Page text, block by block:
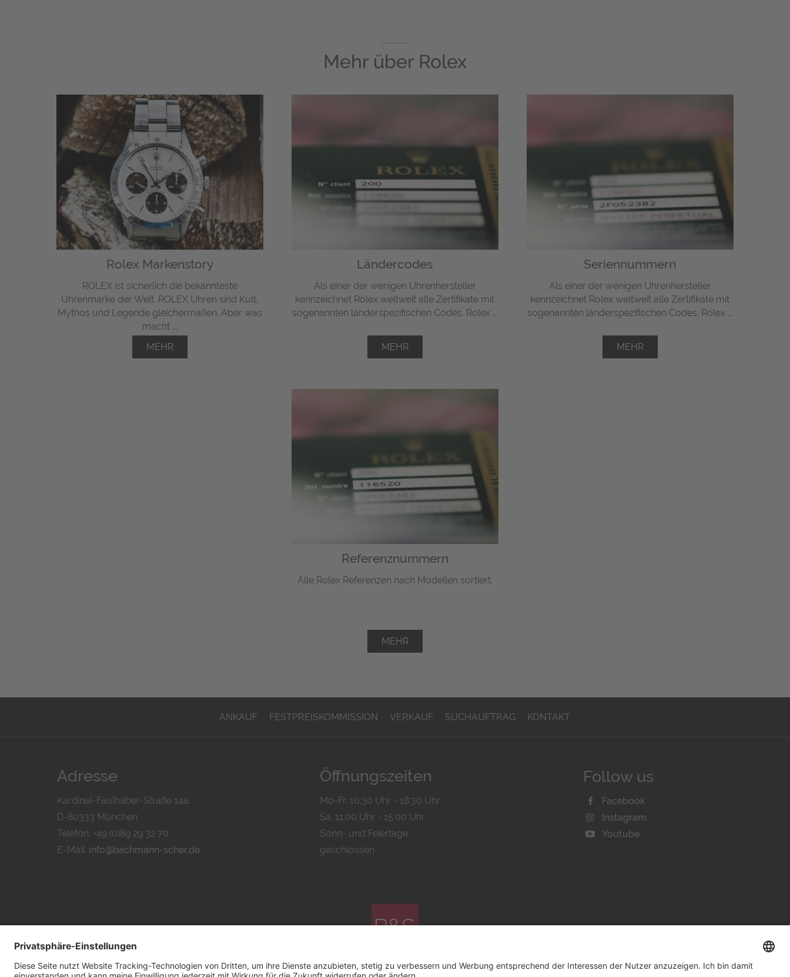
Mehr über Rolex
Rolex Markenstory
ROLEX ist sicherlich die bekannteste
Uhrenmarke der Welt. ROLEX Uhren sind Kult,
Mythos und Legende gleichermaßen. Aber was
macht ...
MEHR
Ländercodes
Als einer der wenigen Uhrenhersteller
kennzeichnet Rolex weltweit alle Zertifikate mit
sogenannten länderspezifischen Codes. Rolex ...
MEHR
Seriennummern
Als einer der wenigen Uhrenhersteller
kennzeichnet Rolex weltweit alle Zertifikate mit
sogenannten länderspezifischen Codes. Rolex ...
MEHR
Referenznummern
Alle Rolex Referenzen nach Modellen sortiert.
MEHR
ANKAUF FESTPREISKOMMISSION VERKAUF SUCHAUFTRAG KONTAKT
Adresse
Kardinal-Faulhaber-Straße 14a
D-80333 München
Telefon: +49 (0)89 29 32 70
E-Mail: info@bachmann-scher.de
Öffnungszeiten
Mo-Fr. 10:30 Uhr - 18:30 Uhr
Sa. 11:00 Uhr - 15.00 Uhr
Sonn- und Feiertage
geschlossen
Follow us
Facebook
Instagram
Youtube
© 2026 by Bachmann & Scher GmbH / Watchandco GmbH